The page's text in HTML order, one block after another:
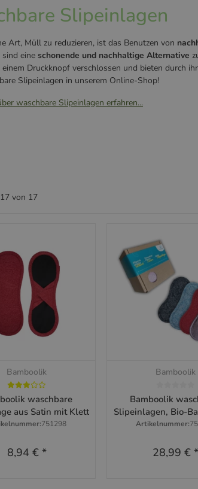
Slipeinlagen
Art, Müll zu reduzieren, ist das Benutzen von
eine schonende und nachhaltige Alternative
Druckknopf verschlossen und bieten durch
Slipeinlagen in unserem Online-Shop!
waschbare Slipeinlagen erfahren...
17 von 17
Schnellkauf
Bamboolik
waschbare
aus Satin mit Klett
751298
8,94 € *
Schnellkauf
Bamboolik
Bamboolik
Slipeinlagen, Bio-
Farbenmix: 4-er
Artikelnummer:
28,99 € *